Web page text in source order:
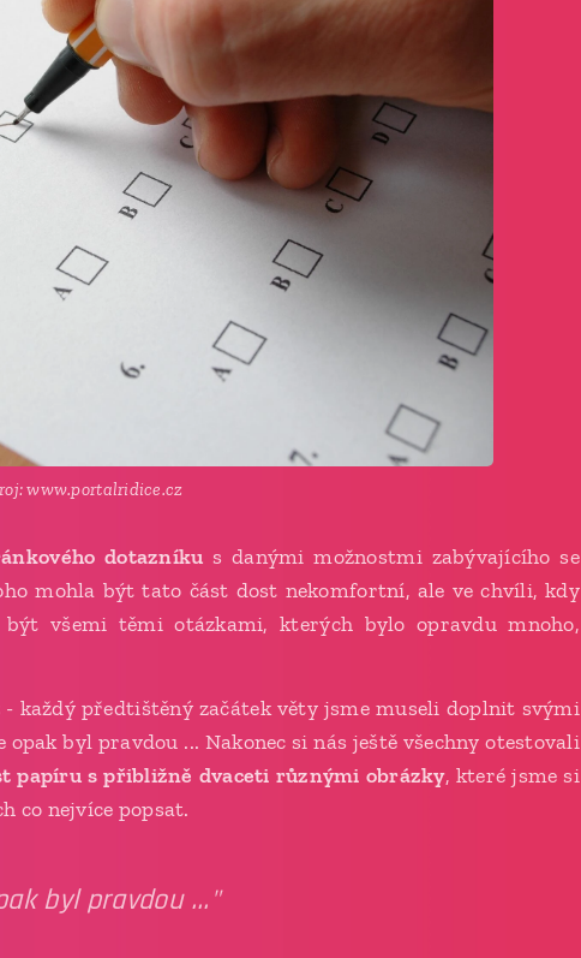
www.portalridice.cz
dotazníku s danými možnostmi zabývajícího se
mohla být tato část dost nekomfortní, ale ve chvíli, kdy
všemi těmi otázkami, kterých bylo opravdu mnoho,
- každý předtištěný začátek věty jsme museli doplnit svými
byl pravdou ... Nakonec si nás ještě všechny otestovali
papíru s přibližně dvaceti různými obrázky, které jsme si
co nejvíce popsat.
byl pravdou ..."